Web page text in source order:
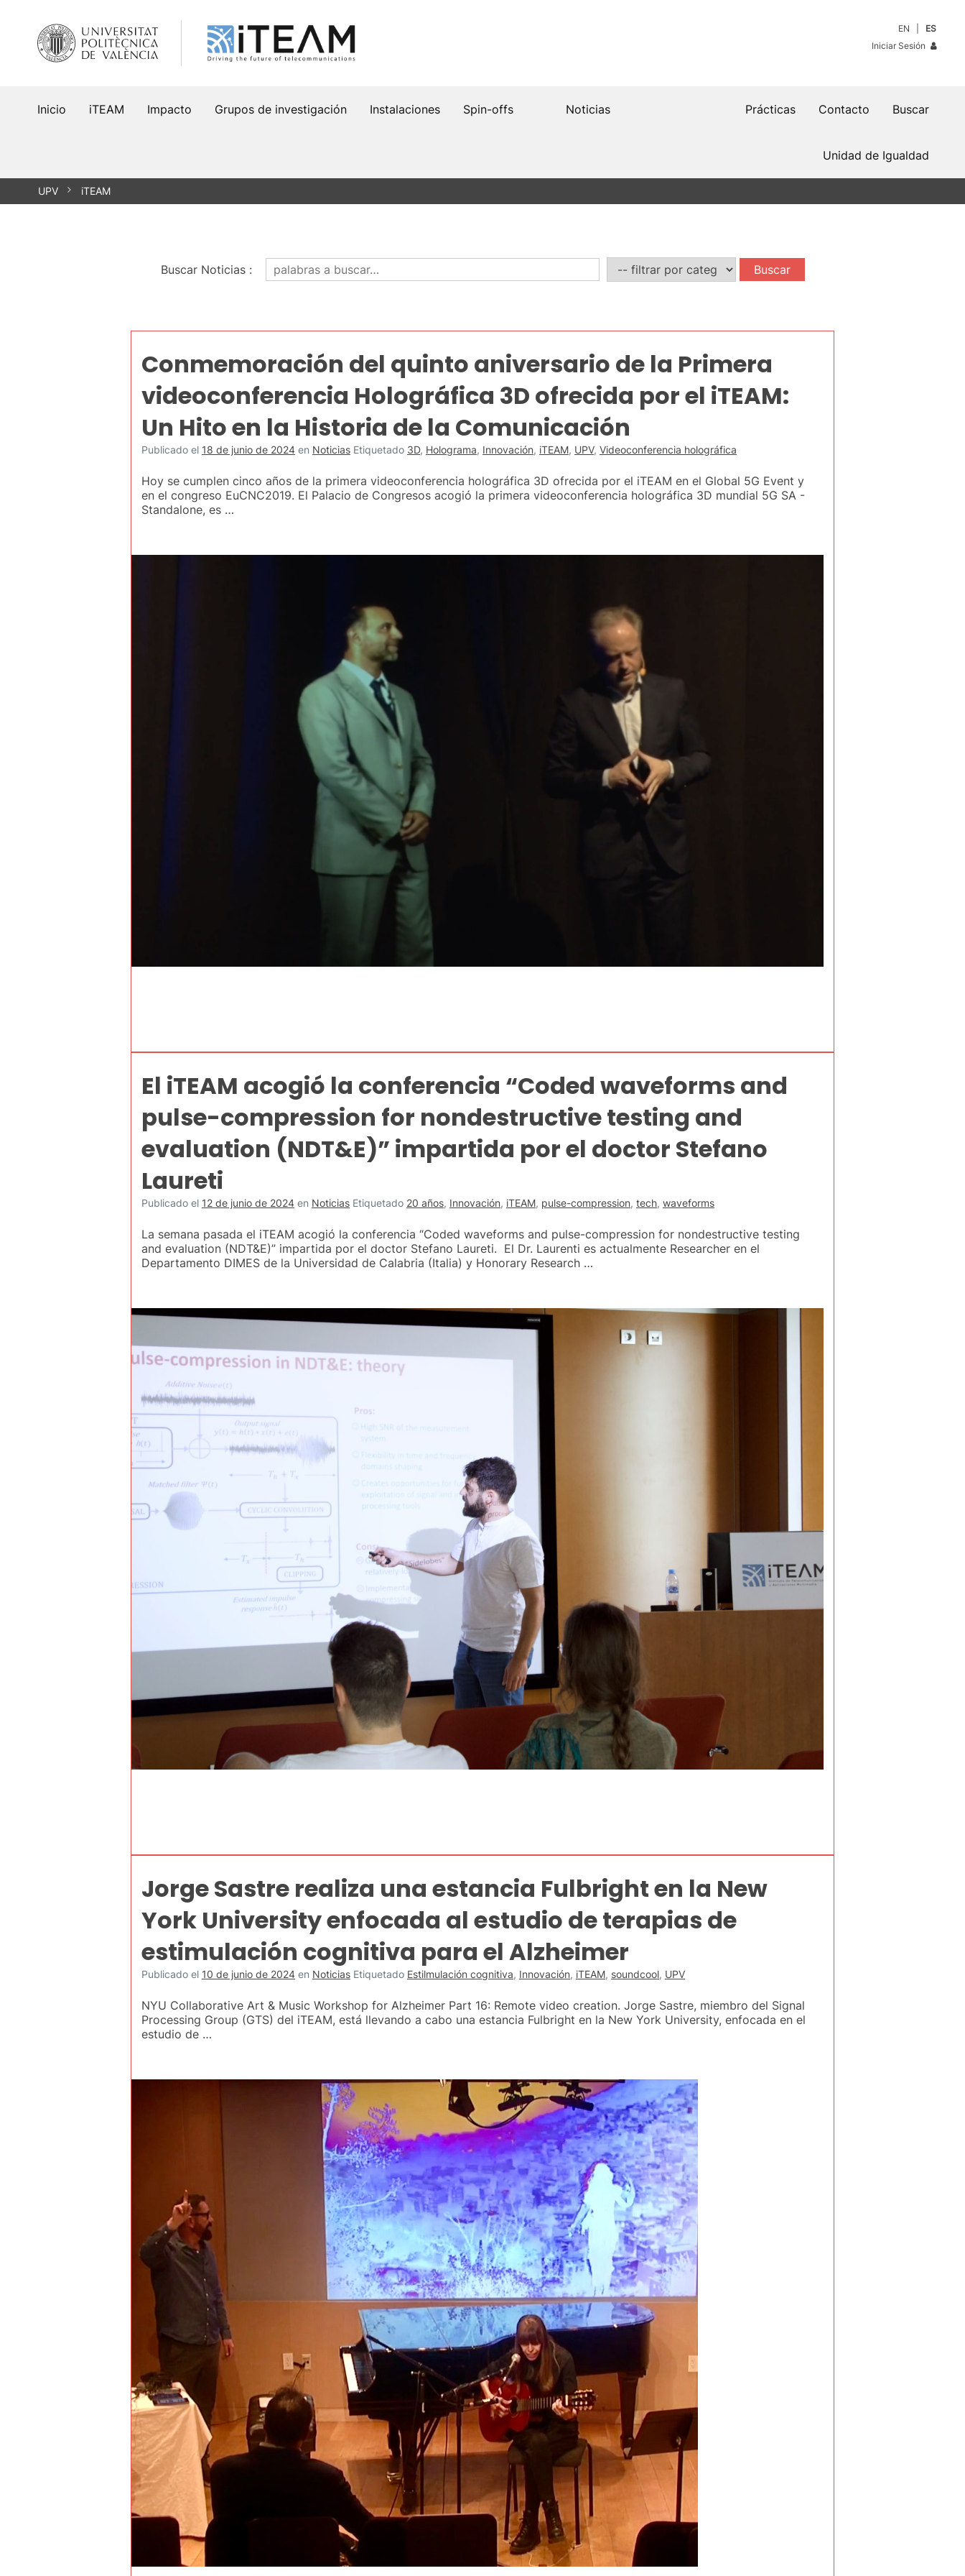
contenido
EN
ES
Iniciar Sesión
Inicio iTEAM Impacto Grupos de investigación Instalaciones Spin-offs Buscar
Contacto
Prácticas
Noticias
Unidad de Igualdad
UPV iTEAM
Buscar Noticias:
Conmemoración del quinto aniversario de la Primera
videoconferencia Holográfica 3D ofrecida por el iTEAM:
Un Hito en la Historia de la Comunicación
Publicado el 18 de junio de 2024 en Noticias Etiquetado 3D, Holograma, Innovación, iTEAM, UPV, Videoconferencia holográfica
Hoy se cumplen cinco años de la primera videoconferencia holográfica 3D ofrecida por el iTEAM en el Global 5G Event y
en el congreso EuCNC2019. El Palacio de Congresos acogió la primera videoconferencia holográfica 3D mundial 5G SA -
Standalone, es …
El iTEAM acogió la conferencia “Coded waveforms and
pulse-compression for nondestructive testing and
evaluation (NDT&E)” impartida por el doctor Stefano
Laureti
Publicado el 12 de junio de 2024 en Noticias Etiquetado 20 años, Innovación, iTEAM, pulse-compression, tech, waveforms
La semana pasada el iTEAM acogió la conferencia “Coded waveforms and pulse-compression for nondestructive testing
and evaluation (NDT&E)” impartida por el doctor Stefano Laureti. El Dr. Laurenti es actualmente Researcher en el
Departamento DIMES de la Universidad de Calabria (Italia) y Honorary Research …
Jorge Sastre realiza una estancia Fulbright en la New
York University enfocada al estudio de terapias de
estimulación cognitiva para el Alzheimer
Publicado el 10 de junio de 2024 en Noticias Etiquetado Estilmulación cognitiva, Innovación, iTEAM, soundcool, UPV
NYU Collaborative Art & Music Workshop for Alzheimer Part 16: Remote video creation. Jorge Sastre, miembro del Signal
Processing Group (GTS) del iTEAM, está llevando a cabo una estancia Fulbright en la New York University, enfocada en el
estudio de …